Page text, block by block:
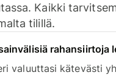
Kaikki
tilillä.
rahansiirtoja
valuuttasi kätevästi